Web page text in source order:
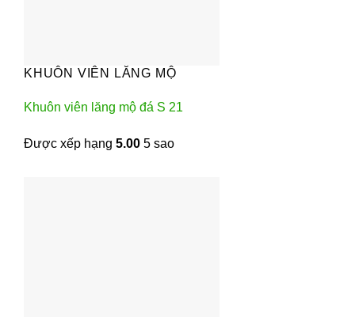
KHUÔN VIÊN LĂNG MỘ
Khuôn viên lăng mộ đá S 21
Được xếp hạng 5.00 5 sao